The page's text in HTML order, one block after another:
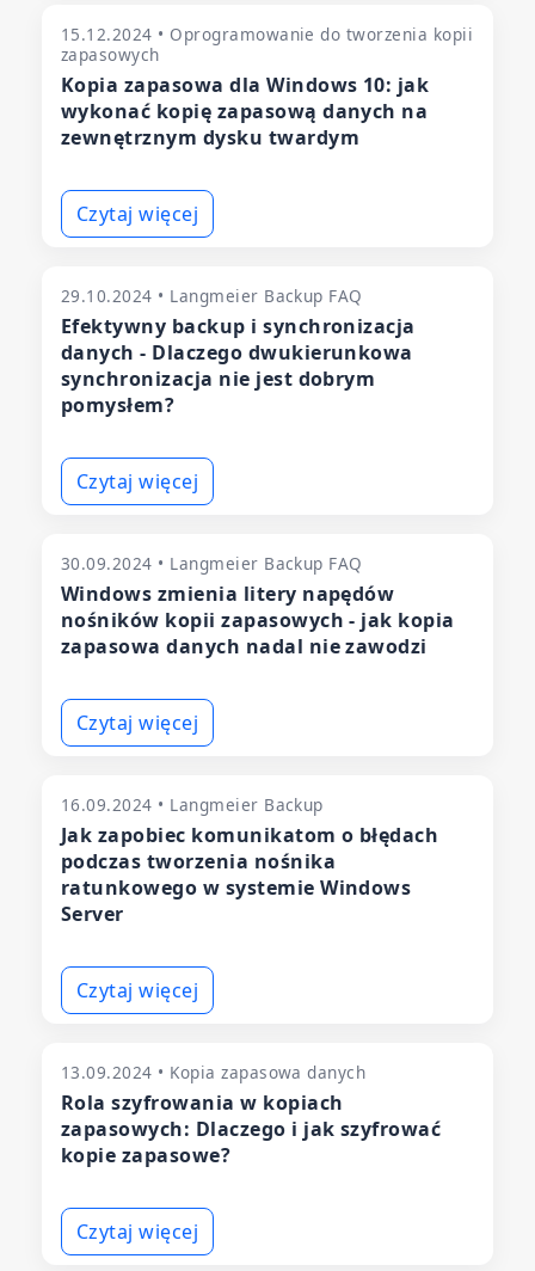
15.12.2024 • Oprogramowanie do tworzenia kopii
zapasowych
Kopia zapasowa dla Windows 10: jak
wykonać kopię zapasową danych na
zewnętrznym dysku twardym
Czytaj więcej
29.10.2024 • Langmeier Backup FAQ
Efektywny backup i synchronizacja
danych - Dlaczego dwukierunkowa
synchronizacja nie jest dobrym
pomysłem?
Czytaj więcej
30.09.2024 • Langmeier Backup FAQ
Windows zmienia litery napędów
nośników kopii zapasowych - jak kopia
zapasowa danych nadal nie zawodzi
Czytaj więcej
16.09.2024 • Langmeier Backup
Jak zapobiec komunikatom o błędach
podczas tworzenia nośnika
ratunkowego w systemie Windows
Server
Czytaj więcej
13.09.2024 • Kopia zapasowa danych
Rola szyfrowania w kopiach
zapasowych: Dlaczego i jak szyfrować
kopie zapasowe?
Czytaj więcej